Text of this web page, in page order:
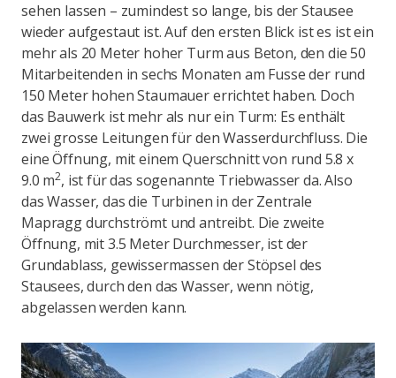
sehen lassen – zumindest so lange, bis der Stausee
wieder aufgestaut ist. Auf den ersten Blick ist es ist ein
mehr als 20 Meter hoher Turm aus Beton, den die 50
Mitarbeitenden in sechs Monaten am Fusse der rund
150 Meter hohen Staumauer errichtet haben. Doch
das Bauwerk ist mehr als nur ein Turm: Es enthält
zwei grosse Leitungen für den Wasserdurchfluss. Die
eine Öffnung, mit einem Querschnitt von rund 5.8 x
9.0 m2, ist für das sogenannte Triebwasser da. Also
das Wasser, das die Turbinen in der Zentrale
Mapragg durchströmt und antreibt. Die zweite
Öffnung, mit 3.5 Meter Durchmesser, ist der
Grundablass, gewissermassen der Stöpsel des
Stausees, durch den das Wasser, wenn nötig,
abgelassen werden kann.